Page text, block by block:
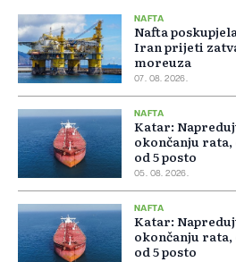
NAFTA
Nafta
Iran prijeti
moreuza
07. 08. 2026.
NAFTA
Katar:
okončanju rata,
od 5 posto
05. 08. 2026.
NAFTA
Katar:
okončanju rata,
od 5 posto